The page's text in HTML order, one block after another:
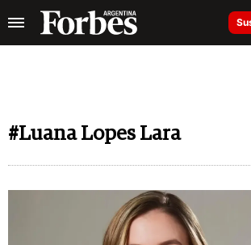
#Luana Lopes Lara